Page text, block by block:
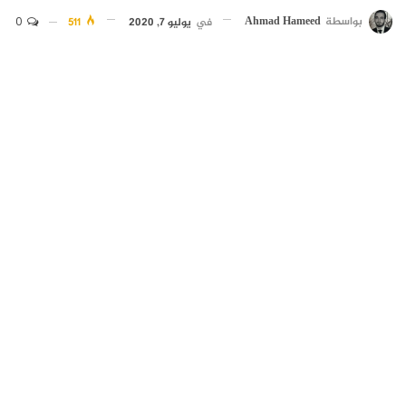
بواسطة Ahmad Hameed في يوليو 7, 2020